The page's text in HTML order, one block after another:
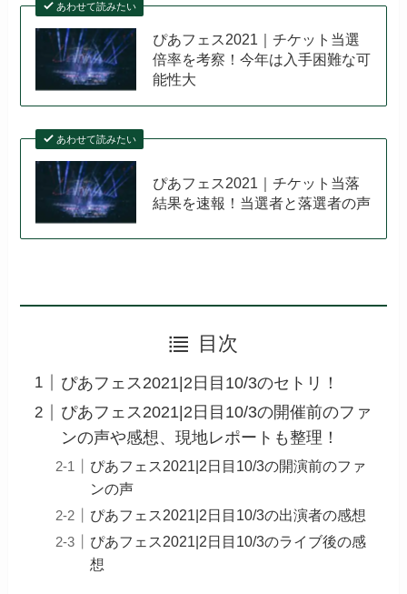
あわせて読みたい
ぴあフェス2021｜チケット当選
倍率を考察！今年は入手困難な可
能性大
あわせて読みたい
ぴあフェス2021｜チケット当落
結果を速報！当選者と落選者の声
目次
ぴあフェス2021|2日目10/3のセトリ！
ぴあフェス2021|2日目10/3の開催前のファ
ンの声や感想、現地レポートも整理！
ぴあフェス2021|2日目10/3の開演前のファ
ンの声
ぴあフェス2021|2日目10/3の出演者の感想
ぴあフェス2021|2日目10/3のライブ後の感
想